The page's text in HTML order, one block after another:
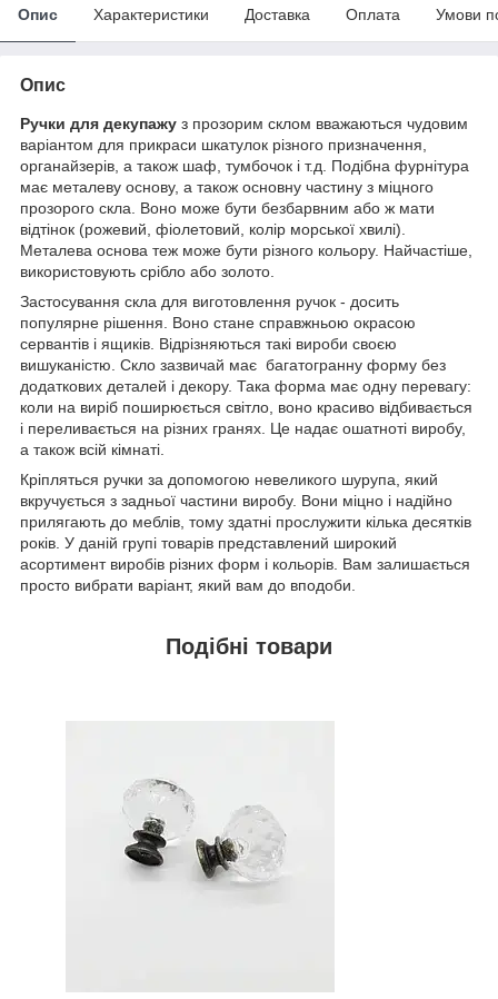
Опис Характеристики Доставка Оплата Умови
Опис
Ручки для декупажу з прозорим склом вважаються чудовим
варіантом для прикраси шкатулок різного призначення,
органайзерів, а також шаф, тумбочок і т.д. Подібна фурнітура
має металеву основу, а також основну частину з міцного
прозорого скла. Воно може бути безбарвним або ж мати
відтінок (рожевий, фіолетовий, колір морської хвилі).
Металева основа теж може бути різного кольору. Найчастіше,
використовують срібло або золото.
Застосування скла для виготовлення ручок - досить
популярне рішення. Воно стане справжньою окрасою
сервантів і ящиків. Відрізняються такі вироби своєю
вишуканістю. Скло зазвичай має багатогранну форму без
додаткових деталей і декору. Така форма має одну перевагу:
коли на виріб поширюється світло, воно красиво відбивається
і переливається на різних гранях. Це надає ошатноті виробу,
а також всій кімнаті.
Кріпляться ручки за допомогою невеликого шурупа, який
вкручується з задньої частини виробу. Вони міцно і надійно
прилягають до меблів, тому здатні прослужити кілька десятків
років. У даній групі товарів представлений широкий
асортимент виробів різних форм і кольорів. Вам залишається
просто вибрати варіант, який вам до вподоби.
Подібні товари